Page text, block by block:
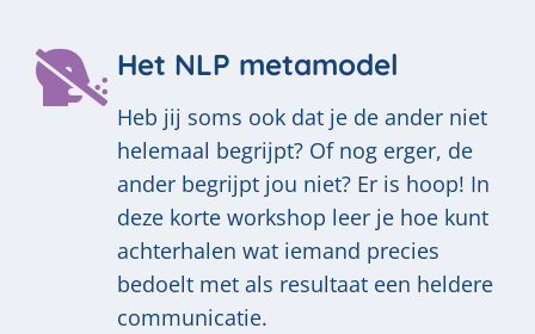
Het NLP metamodel
Heb jij soms ook dat je de ander niet
helemaal begrijpt? Of nog erger, de
ander begrijpt jou niet? Er is hoop! In
deze korte workshop leer je hoe kunt
achterhalen wat iemand precies
bedoelt met als resultaat een heldere
communicatie.